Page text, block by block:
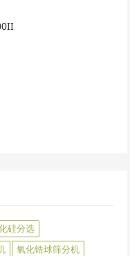
硅分选
氧化锆球筛分机